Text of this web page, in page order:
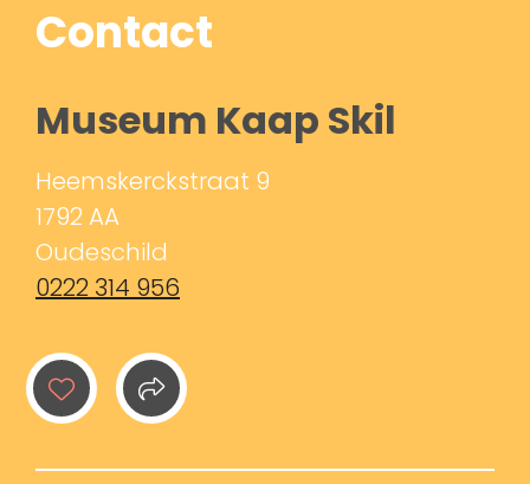
Contact
Museum Kaap Skil
Heemskerckstraat 9
1792 AA
Oudeschild
0222 314 956